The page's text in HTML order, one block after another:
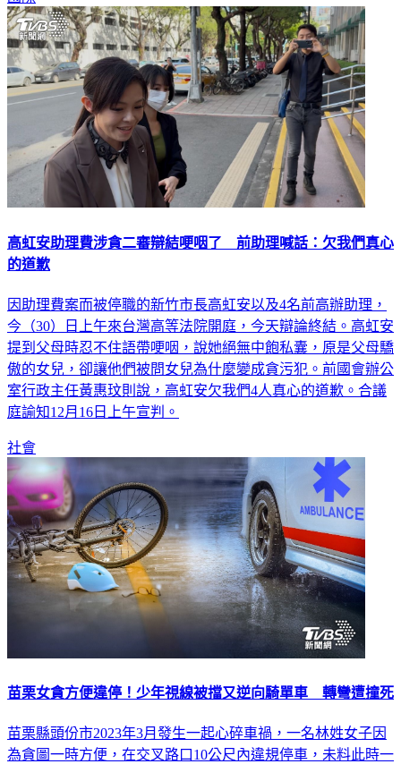
高虹安助理費涉貪二審辯結哽咽了 前助理喊話：欠我們真心
的道歉
因助理費案而被停職的新竹市長高虹安以及4名前高辦助理，
今（30）日上午來台灣高等法院開庭，今天辯論終結。高虹安
提到父母時忍不住語帶哽咽，說她絕無中飽私囊，原是父母驕
傲的女兒，卻讓他們被問女兒為什麼變成貪污犯。前國會辦公
室行政主任黃惠玟則說，高虹安欠我們4人真心的道歉。合議
庭諭知12月16日上午宣判。
社會
苗栗女貪方便違停！少年視線被擋又逆向騎單車 轉彎遭撞死
苗栗縣頭份市2023年3月發生一起心碎車禍，一名林姓女子因
為貪圖一時方便，在交叉路口10公尺內違規停車，未料此時一